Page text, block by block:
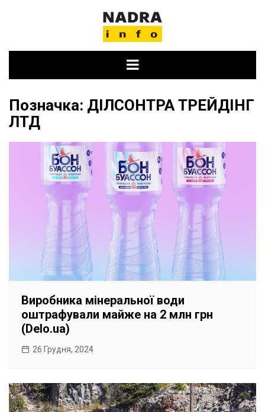
Позначка: ДІЛСОНТРА ТРЕЙДІНГ
ЛТД
Виробника мінеральної води
оштрафували майже на 2 млн грн
(Delo.ua)
26 Грудня, 2024